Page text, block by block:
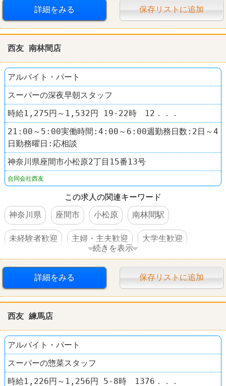
詳細をみる 保存リストに追加
西友 南林間店
アルバイト・パート
スーパーの深夜早朝スタッフ
時給1,275円～1,532円 19-22時 12．．．
21:00～5:00実働時間:4:00～6:00週勤務日数:2日～4
日勤務曜日:応相談
神奈川県座間市小松原2丁目15番13号
合同会社西友
この求人の関連キーワード
神奈川県
座間市 小松原 南林間駅
未経験者歓迎 主婦・主夫歓迎 大学生歓迎
交通費支給 社員登用あり オープニングスタッフ
西友(SEIYU)
続きを表示
詳細をみる 保存リストに追加
西友 練馬店
アルバイト・パート
スーパーの惣菜スタッフ
時給1,226円～1,256円 5-8時 1376．．．